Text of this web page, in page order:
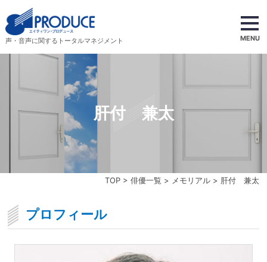
声・音声に関するトータルマネジメント MENU
TOP> 俳優一覧 > メモリアル> 肝付 兼太
肝付 兼太
プロフィール